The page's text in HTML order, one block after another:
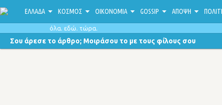
ΕΛΛΑΔΑ ΚΟΣΜΟΣ ΟΙΚΟΝΟΜΙΑ GOSSIP ΑΠΟΨΗ
όλα. εδώ. τώρα.
Σου άρεσε το άρθρο; Μοιράσου το με τους φίλους σου